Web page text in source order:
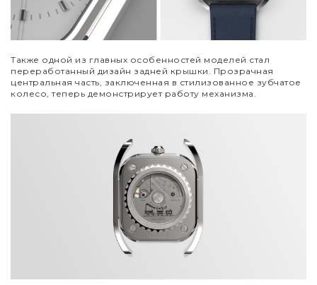
Также одной из главных особенностей моделей стал
переработанный дизайн задней крышки. Прозрачная
центральная часть, заключенная в стилизованное зубчатое
колесо, теперь демонстрирует работу механизма.